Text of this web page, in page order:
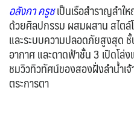
อลังกา ครูซเป็นเรือสำราญลำ
ด้วยศิลปกรรม ผสมผสาน สไตล์
และระบบความปลอดภัยสูงสุด
อากาศ และดาดฟ้าชั้น 3 เปิดโล่
ชมวิวทิวทัศน์ของสองฝั่งลำน้ำเ
ตระการตา